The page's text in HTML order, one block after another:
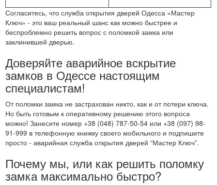
Согласитесь, что служба открытия дверей Одесса «Мастер
Ключ» - это ваш реальный шанс как можно быстрее и
беспроблемно решить вопрос с поломкой замка или
заклинившей дверью.
Доверяйте аварийное вскрытие
замков в Одессе настоящим
специалистам!
От поломки замка не застрахован никто, как и от потери ключа.
Но быть готовым к оперативному решению этого вопроса
можно! Занесите номер +38 (048) 787-50-54 или +38 (097) 98-
91-999 в телефонную книжку своего мобильного и подпишите
просто - аварийная служба открытия дверей “Мастер Ключ”.
Почему мы, или как решить поломку
замка максимально быстро?